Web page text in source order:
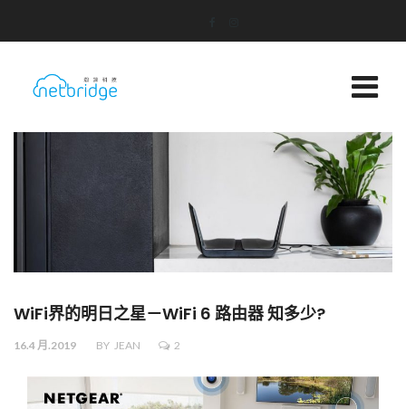
WiFi界的明日之星－WiFi 6 路由器 知多少?
16.4 月.2019 BY JEAN 2